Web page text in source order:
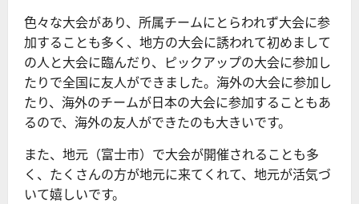
色々な大会があり、所属チームにとらわれず大会に参
加することも多く、地方の大会に誘われて初めまして
の人と大会に臨んだり、ピックアップの大会に参加し
たりで全国に友人ができました。海外の大会に参加し
たり、海外のチームが日本の大会に参加することもあ
るので、海外の友人ができたのも大きいです。
また、地元（富士市）で大会が開催されることも多
く、たくさんの方が地元に来てくれて、地元が活気づ
いて嬉しいです。